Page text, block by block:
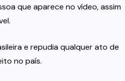
que aparece no vídeo, assim
e repudia qualquer ato de
no país.